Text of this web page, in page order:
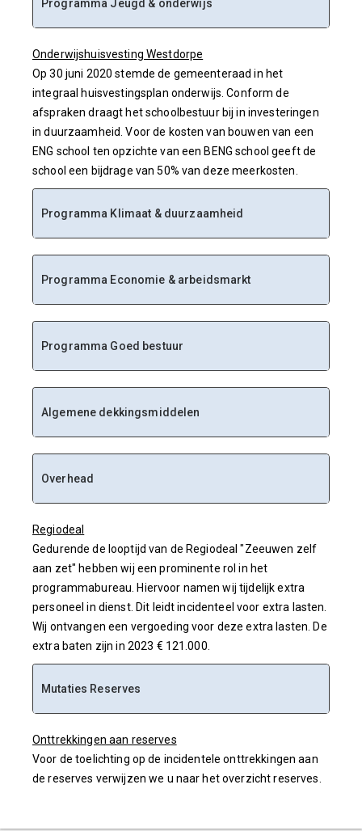
Programma Jeugd & onderwijs
Onderwijshuisvesting Westdorpe
Op 30 juni 2020 stemde de gemeenteraad in het
integraal huisvestingsplan onderwijs. Conform de
afspraken draagt het schoolbestuur bij in investeringen
in duurzaamheid. Voor de kosten van bouwen van een
ENG school ten opzichte van een BENG school geeft de
school een bijdrage van 50% van deze meerkosten.
Programma Klimaat & duurzaamheid
Programma Economie & arbeidsmarkt
Programma Goed bestuur
Algemene dekkingsmiddelen
Overhead
Regiodeal
Gedurende de looptijd van de Regiodeal "Zeeuwen zelf
aan zet" hebben wij een prominente rol in het
programmabureau. Hiervoor namen wij tijdelijk extra
personeel in dienst. Dit leidt incidenteel voor extra lasten.
Wij ontvangen een vergoeding voor deze extra lasten. De
extra baten zijn in 2023 € 121.000.
Mutaties Reserves
Onttrekkingen aan reserves
Voor de toelichting op de incidentele onttrekkingen aan
de reserves verwijzen we u naar het overzicht reserves.